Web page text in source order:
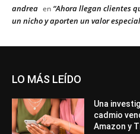
andrea en “Ahora llegan clientes
un nicho y aporten un valor
LO MÁS LEÍDO
Una
cadmio
Amazon y